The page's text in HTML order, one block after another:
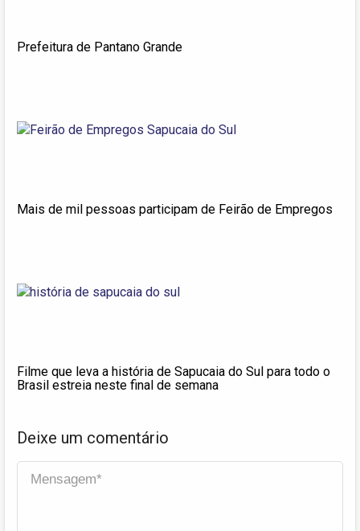
Prefeitura de Pantano Grande
Mais de mil pessoas participam de Feirão de Empregos
Filme que leva a história de Sapucaia do Sul para todo o
Brasil estreia neste final de semana
Deixe um comentário